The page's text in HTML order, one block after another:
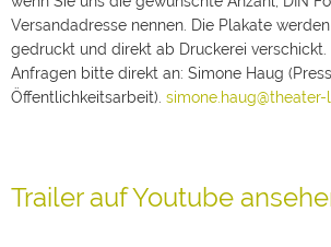
Versandadresse nennen. Die Plakate
gedruckt und direkt ab Druckerei verschickt.
Anfragen bitte direkt an: Simone Haug
Öffentlichkeitsarbeit).
Trailer auf Youtube